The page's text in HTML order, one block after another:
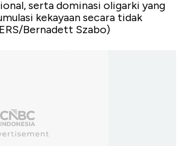
serta dominasi oligarki yang
kekayaan secara tidak
Bernadett Szabo)